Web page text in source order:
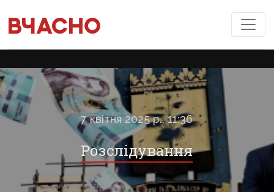
Розслідування
7 квітня 2025 р., 11:36